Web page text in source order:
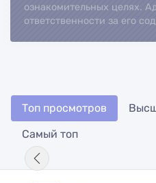
ознакомительных целях.
ответственности за его
Топ просмотров
Самый топ